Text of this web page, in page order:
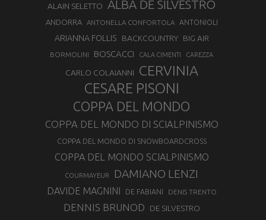
ALAIN SELETTO ALBA DE SILVESTRO
ANDORRA ANTONELLA CONFORTOLA ANTONIOLI
ARIANNA FOLLIS BACKCOUNTRY BIG AIR
BORMOLINI BOSCACCI CALA CIMENTI CAREZZA
CARLO COLAIANNI CERVINIA
CESARE PISONI
COPPA DEL MONDO
COPPA DEL MONDO DI SCIALPINISMO
COPPA DEL MONDO DI SNOWBOARDCROSS
COPPA DEL MONDO SCIALPINISMO
COURMAYEUR DAMIANO LENZI
DAVIDE MAGNINI DE FABIANI DENIS TRENTO
DENNIS BRUNOD DE SILVESTRO